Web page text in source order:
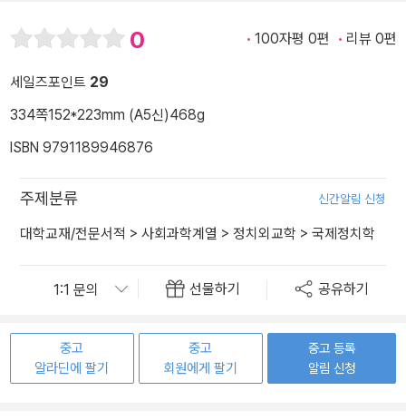
0 100자평 0편 리뷰 0편
세일즈포인트 29
334쪽152*223mm (A5신)468g
ISBN 9791189946876
주제분류 신간알림 신청
대학교재/전문서적 > 사회과학계열 > 정치외교학 > 국제정치학
선물하기 공유하기
중고
알라딘에 팔기
중고
회원에게 팔기
중고 등록
알림 신청